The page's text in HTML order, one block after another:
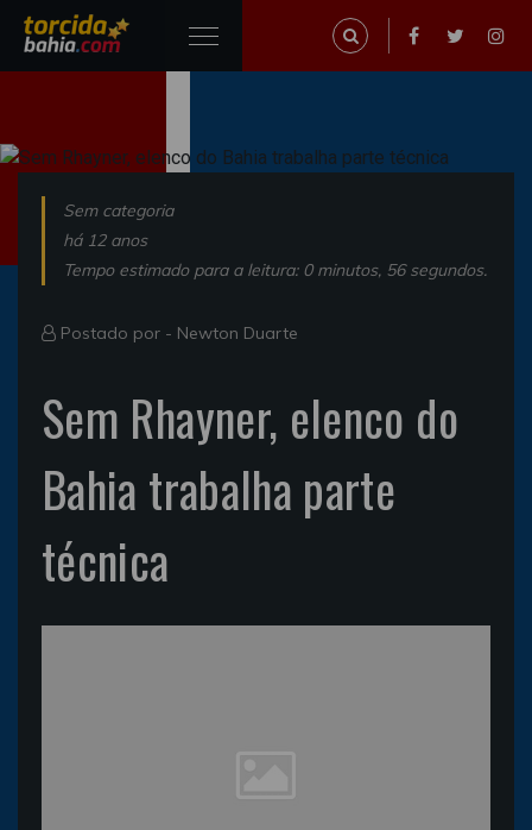
Sem categoria
há 12 anos
Tempo estimado para a leitura: 0 minutos, 56 segundos.
Postado por - Newton Duarte
Sem Rhayner, elenco do
Bahia trabalha parte
técnica